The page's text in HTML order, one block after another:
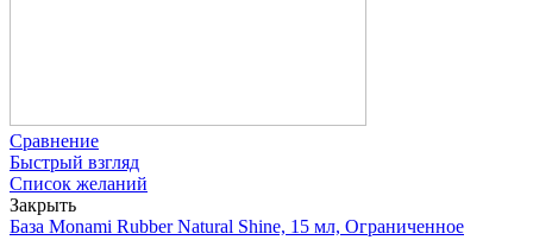
Сравнение
Быстрый взгляд
Список желаний
Закрыть
База Monami Rubber Natural Shine, 15 мл, Ограниченное